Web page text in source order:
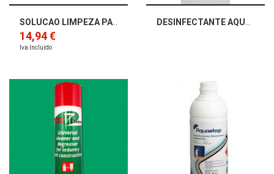
SOLUCAO LIMPEZA PAVIMENTOS
14,94 €
Iva Incluído